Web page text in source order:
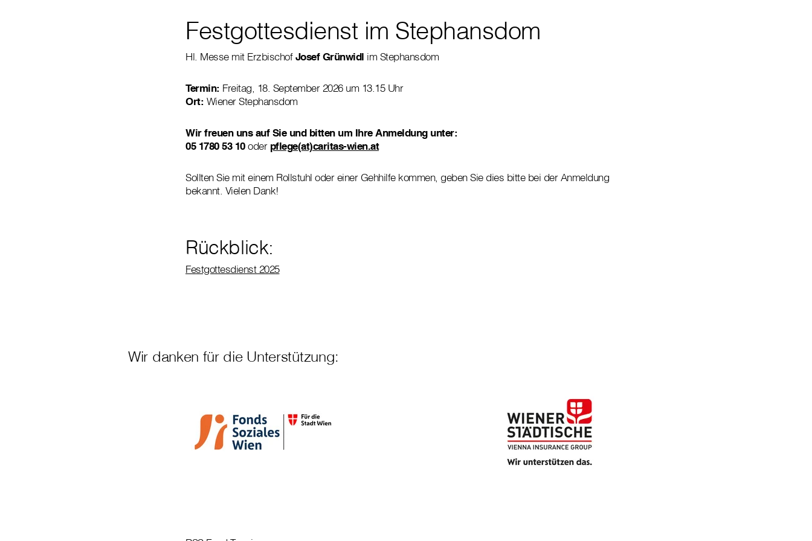
Festgottesdienst im Stephansdom
Hl. Messe mit ErzbischofJosef Grünwidl im Stephansdom
Termin: Freitag, 18. September 2026 um 13.15 Uhr
Ort: Wiener Stephansdom
Wir freuen uns auf Sie und bitten um Ihre Anmeldung unter:
05 1780 53 10oder pflege(at)caritas-wien.at
Sollten Sie mit einem Rollstuhl oder einer Gehhilfe kommen, geben Sie dies bitte bei der Anmeldung
bekannt. Vielen Dank!
Rückblick:
Festgottesdienst 2025
Wir danken für die Unterstützung: